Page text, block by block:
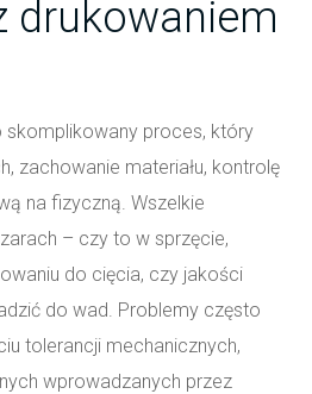
drukowaniem
skomplikowany proces, który
zachowanie materiału, kontrolę
na fizyczną. Wszelkie
– czy to w sprzęcie,
do cięcia, czy jakości
do wad. Problemy często
tolerancji mechanicznych,
wprowadzanych przez